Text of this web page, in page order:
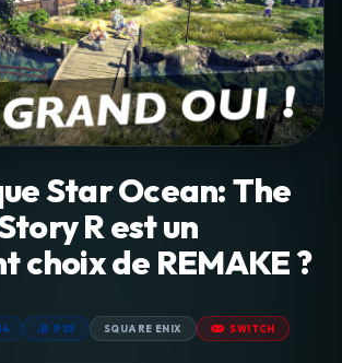
Star Ocean: The
R est un
choix de REMAKE ?
PS5 SQUARE ENIX SWITCH